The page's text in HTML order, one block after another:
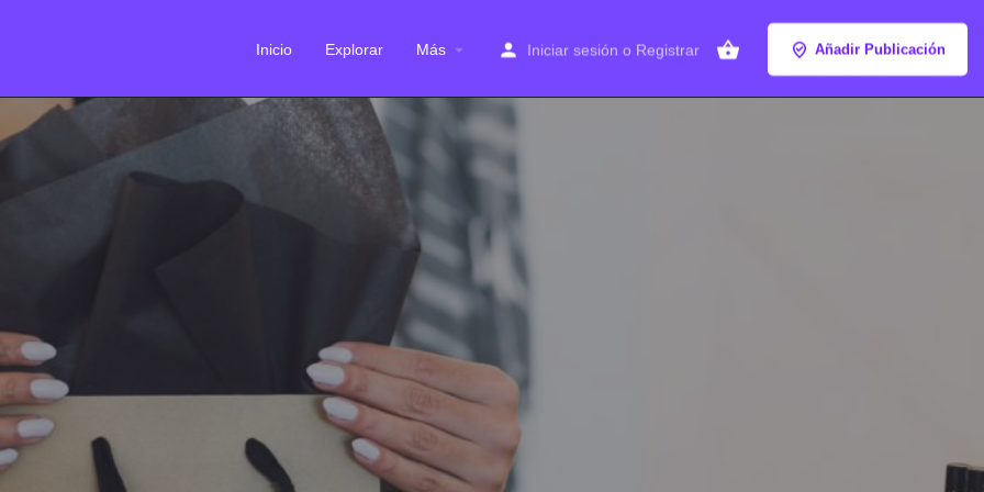
Inicio Explorar Más Iniciar sesión o Registrar Añadir Publicación